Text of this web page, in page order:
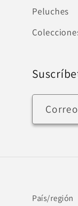
Peluches
País/región